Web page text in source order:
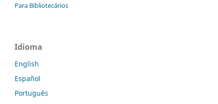
Para Bibliotecários
Idioma
English
Español
Português